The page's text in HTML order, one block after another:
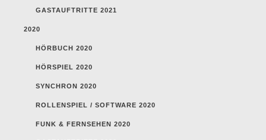
GASTAUFTRITTE 2021
2020
HÖRBUCH 2020
HÖRSPIEL 2020
SYNCHRON 2020
ROLLENSPIEL / SOFTWARE 2020
FUNK & FERNSEHEN 2020